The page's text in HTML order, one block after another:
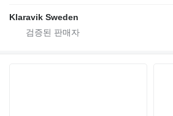
Klaravik Sweden